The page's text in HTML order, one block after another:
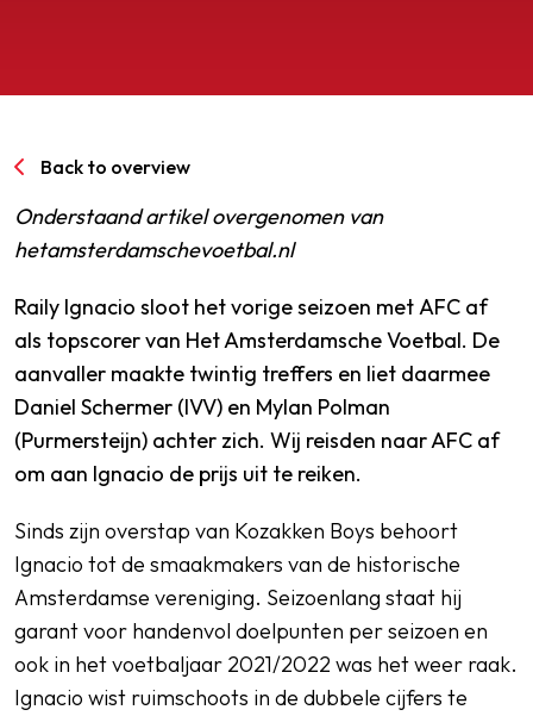
Back to overview
Onderstaand artikel overgenomen van
hetamsterdamschevoetbal.nl
Raily Ignacio sloot het vorige seizoen met AFC af
als topscorer van Het Amsterdamsche Voetbal. De
aanvaller maakte twintig treffers en liet daarmee
Daniel Schermer (IVV) en Mylan Polman
(Purmersteijn) achter zich. Wij reisden naar AFC af
om aan Ignacio de prijs uit te reiken.
Sinds zijn overstap van Kozakken Boys behoort
Ignacio tot de smaakmakers van de historische
Amsterdamse vereniging. Seizoenlang staat hij
garant voor handenvol doelpunten per seizoen en
ook in het voetbaljaar 2021/2022 was het weer raak.
Ignacio wist ruimschoots in de dubbele cijfers te